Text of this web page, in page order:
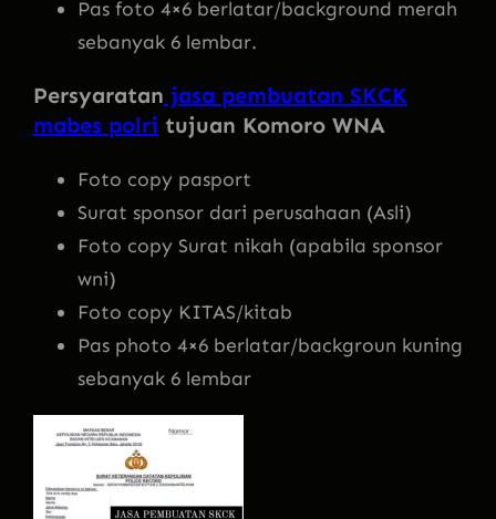
Pas foto 4×6 berlatar/background merah
sebanyak 6 lembar.
Persyaratan jasa pembuatan SKCK
mabes polri tujuan Komoro WNA
Foto copy pasport
Surat sponsor dari perusahaan (Asli)
Foto copy Surat nikah (apabila sponsor
wni)
Foto copy KITAS/kitab
Pas photo 4×6 berlatar/backgroun kuning
sebanyak 6 lembar